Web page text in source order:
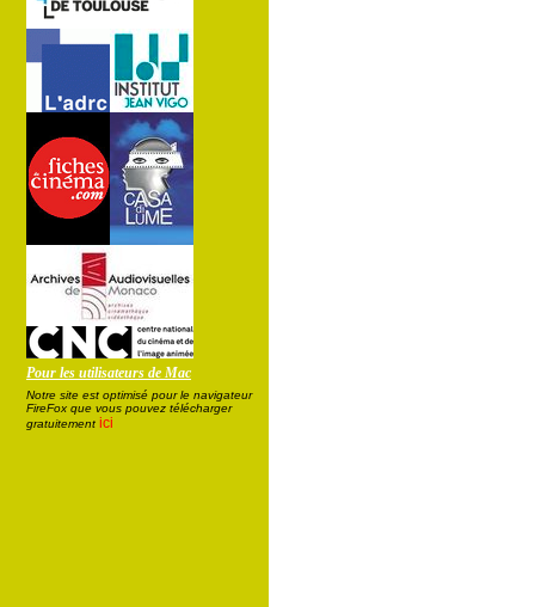
Pour les utilisateurs de Mac
Notre site est optimisé pour le navigateur
FireFox que vous pouvez télécharger
gratuitement ici